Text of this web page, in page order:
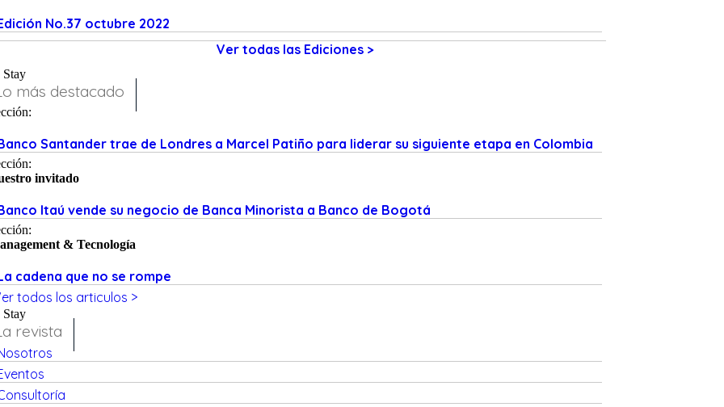
No.37 octubre 2022
Ver todas las Ediciones >
Stay
más destacado
Santander trae de Londres a Marcel Patiño para liderar su siguiente etapa en Colombia
invitado
Itaú vende su negocio de Banca Minorista a Banco de Bogotá
& Tecnología
cadena que no se rompe
todos los articulos >
Stay
revista